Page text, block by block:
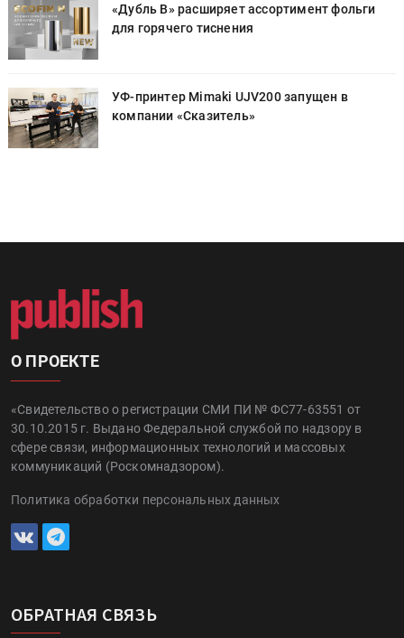
«Дубль В» расширяет ассортимент фольги
для горячего тиснения
УФ-принтер Mimaki UJV200 запущен в
компании «Сказитель»
О ПРОЕКТЕ
«Свидетельство о регистрации СМИ ПИ № ФС77-63551 от
30.10.2015 г. Выдано Федеральной службой по надзору в
сфере связи, информационных технологий и массовых
коммуникаций (Роскомнадзором).
Политика обработки персональных данных
ОБРАТНАЯ СВЯЗЬ